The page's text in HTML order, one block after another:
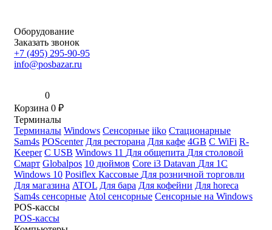
Оборудование
Заказать звонок
+7 (495) 295-90-95
info@posbazar.ru
0
Корзина 0 ₽
Терминалы
Терминалы Windows Сенсорные iiko Стационарные
Sam4s POScenter Для ресторана Для кафе 4GB С WiFi R-
Keeper С USB Windows 11 Для общепита Для столовой
Смарт Globalpos 10 дюймов Core i3 Datavan Для 1С
Windows 10 Posiflex Кассовые Для розничной торговли
Для магазина ATOL Для бара Для кофейни Для horeca
Sam4s сенсорные Atol сенсорные Сенсорные на Windows
POS-кассы
POS-кассы